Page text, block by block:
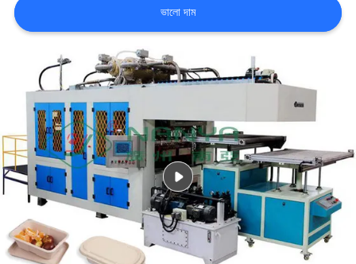
যোগাযোগ
করুন
খবর
সাইট
ম্যাপ
PRIVACY
POLICY
ভালো দাম